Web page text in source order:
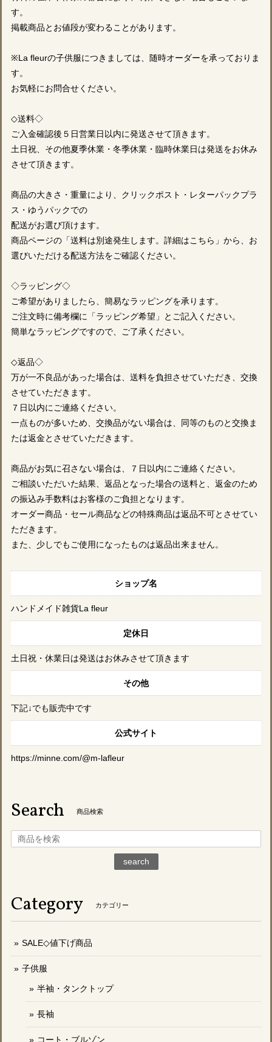
す。
掲載商品とお値段が変わることがあります。
※La fleurの子供服につきましては、随時オーダーを承っておりま
す。
お気軽にお問合せください。
◇送料◇
ご入金確認後５日営業日以内に発送させて頂きます。
土日祝、その他夏季休業・冬季休業・臨時休業日は発送をお休み
させて頂きます。
商品の大きさ・重量により、クリックポスト・レターパックプラ
ス・ゆうパックでの
配送がお選び頂けます。
商品ページの「送料は別途発生します。詳細はこちら」から、お
選びいただける配送方法をご確認ください。
◇ラッピング◇
ご希望がありましたら、簡易なラッピングを承ります。
ご注文時に備考欄に「ラッピング希望」とご記入ください。
簡単なラッピングですので、ご了承ください。
◇返品◇
万が一不良品があった場合は、送料を負担させていただき、交換
させていただきます。
７日以内にご連絡ください。
一点ものが多いため、交換品がない場合は、同等のものと交換ま
たは返金とさせていただきます。
商品がお気に召さない場合は、７日以内にご連絡ください。
ご相談いただいた結果、返品となった場合の送料と、返金のため
の振込み手数料はお客様のご負担となります。
オーダー商品・セール商品などの特殊商品は返品不可とさせてい
ただきます。
また、少しでもご使用になったものは返品出来ません。
ショップ名
ハンドメイド雑貨La fleur
定休日
土日祝・休業日は発送はお休みさせて頂きます
その他
下記↓でも販売中です
公式サイト
https://minne.com/@m-lafleur
Search 商品検索
search
Category カテゴリー
SALE◇値下げ商品
子供服
半袖・タンクトップ
長袖
コート・ブルゾン